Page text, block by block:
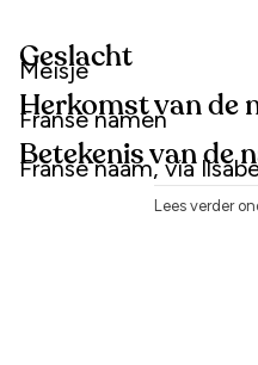
Geslacht
Meisje
Herkomst van de
Franse namen
Betekenis van de
Franse naam, via
Lees verder